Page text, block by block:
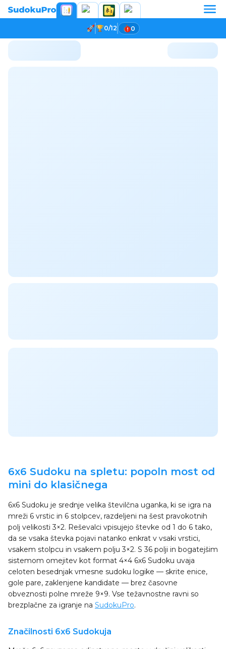
0/12 0
6x6 Sudoku na spletu: popoln most od
mini do klasičnega
6x6 Sudoku je srednje velika številčna uganka, ki se igra na
mreži 6 vrstic in 6 stolpcev, razdeljeni na šest pravokotnih
polj velikosti 3×2. Reševalci vpisujejo števke od 1 do 6 tako,
da se vsaka števka pojavi natanko enkrat v vsaki vrstici,
vsakem stolpcu in vsakem polju 3×2. S 36 polji in bogatejšim
sistemom omejitev kot format 4×4 6x6 Sudoku uvaja
celoten besednjak vmesne sudoku logike — skrite enice,
gole pare, zaklenjene kandidate — brez časovne
obveznosti polne mreže 9×9. Vse težavnostne ravni so
brezplačne za igranje na SudokuPro.
Značilnosti 6x6 Sudokuja